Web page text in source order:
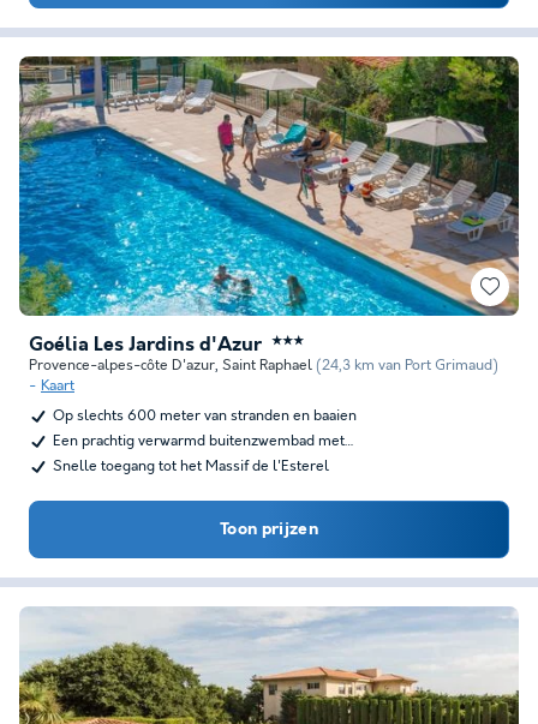
Goélia Les Jardins d'Azur ★★★
Provence-alpes-côte D'azur, Saint Raphael (24,3 km van Port Grimaud)
Kaart
Op slechts 600 meter van stranden en baaien
Een prachtig verwarmd buitenzwembad met…
Snelle toegang tot het Massif de l'Esterel
Toon prijzen